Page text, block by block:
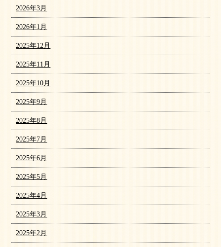
2026年3月
2026年1月
2025年12月
2025年11月
2025年10月
2025年9月
2025年8月
2025年7月
2025年6月
2025年5月
2025年4月
2025年3月
2025年2月